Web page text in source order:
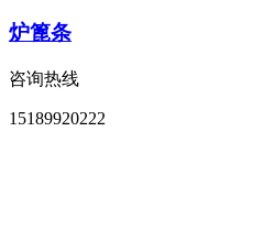
炉篦条
咨询热线
15189920222